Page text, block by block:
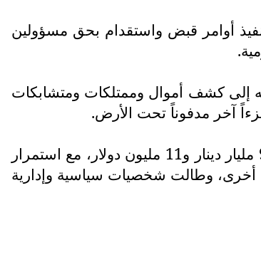
أوامر قبض واستقدام بحق مسؤولين
إلى كشف أموال وممتلكات ومتشابكات
آخر مدفوناً تحت الأرض.
وأعلن مجلس القضاء الأعلى في وقت سابق ارتفاع حصيلة الأموال المضبوطة في قضية الجميلي إلى أكثر من 98 مليار دينار و11 مليون دولار، مع استمرار
أخرى، وطالت شخصيات سياسية وإدارية